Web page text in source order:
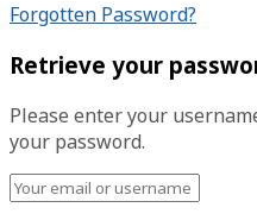
Forgotten Password?
Retrieve your
Please enter your
your password.